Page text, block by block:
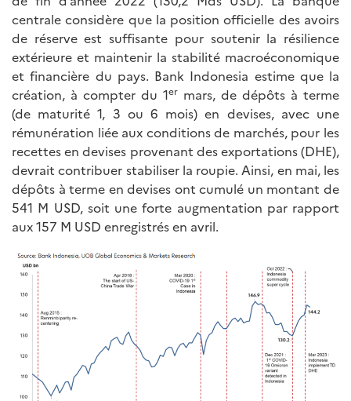
centrale considère que la position officielle des avoirs
de réserve est suffisante pour soutenir la résilience
extérieure et maintenir la stabilité macroéconomique
et financière du pays. Bank Indonesia estime que la
création, à compter du 1er mars, de dépôts à terme
(de maturité 1, 3 ou 6 mois) en devises, avec une
rémunération liée aux conditions de marchés, pour les
recettes en devises provenant des exportations (DHE),
devrait contribuer stabiliser la roupie. Ainsi, en mai, les
dépôts à terme en devises ont cumulé un montant de
541 M USD, soit une forte augmentation par rapport
aux 157 M USD enregistrés en avril.